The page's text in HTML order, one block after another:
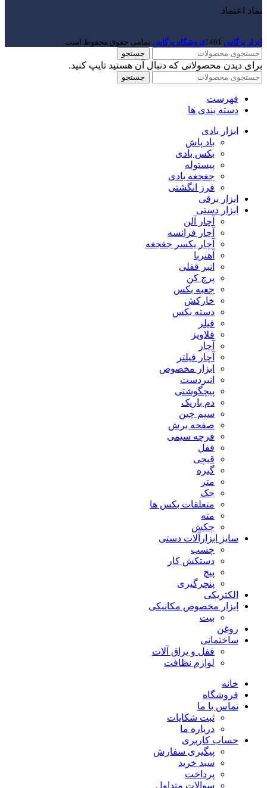
نماد اعتماد
ابزار پرگاس 1401فروشگاه پرگاس.تمامی حقوق محفوظ است.
جستجو
برای دیدن محصولاتی که دنبال آن هستید تایپ کنید.
جستجو
فهرست
دسته بندی ها
ابزار بادی
باد پاش
بکس بادی
پیستوله
جغجغه بادی
فرز انگشتی
ابزار برقی
ابزار دستی
آچار آلن
آچار فرانسه
آچار یکسر جغجغه
آهنربا
انبر قفلی
پرچ کن
جعبه بکس
خارکش
دسته بکس
فیلر
قلاویز
آچار
آچار فیلتر
ابزار مخصوص
انبردست
پیچگوشتی
دم باریک
سیم چین
صفحه برش
فرچه سیمی
ففل
قیچی
گیره
متر
جک
متعلقات بکس ها
مته
چکش
سایز ابزارآلات دستی
چسب
دستکش کار
پیچ
پنچرگیری
الکتریکی
ابزار مخصوص مکانیکی
بیت
روغن
ساختمانی
قفل و یراق آلات
لوازم نظافت
خانه
فروشگاه
تماس با ما
ثبت شکایات
درباره ما
حساب کاربری
پیگیری سفارش
سبد خرید
پرداخت
سوالات متداول